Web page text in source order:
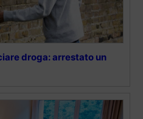
droga: arrestato un